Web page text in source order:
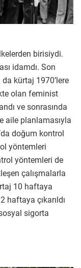
birisiydi.
idamdı. Son
kürtaj 1970’lere
olan feminist
ve sonrasında
aile planlamasıyla
doğum kontrol
yöntemleri
yöntemleri de
çalışmalarla
10 haftaya
haftaya çıkarıldı
sigorta